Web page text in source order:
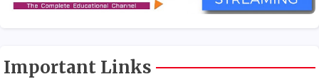
Important Links